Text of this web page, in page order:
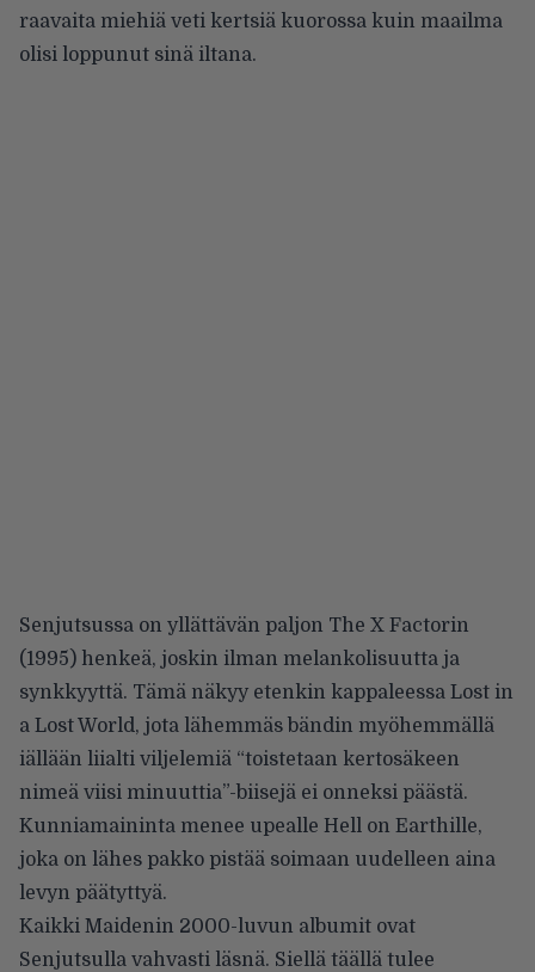
raavaita miehiä veti kertsiä kuorossa kuin maailma
olisi loppunut sinä iltana.
Senjutsussa on yllättävän paljon The X Factorin
(1995) henkeä, joskin ilman melankolisuutta ja
synkkyyttä. Tämä näkyy etenkin kappaleessa Lost in
a Lost World, jota lähemmäs bändin myöhemmällä
iällään liialti viljelemiä “toistetaan kertosäkeen
nimeä viisi minuuttia”-biisejä ei onneksi päästä.
Kunniamaininta menee upealle Hell on Earthille,
joka on lähes pakko pistää soimaan uudelleen aina
levyn päätyttyä.
Kaikki Maidenin 2000-luvun albumit ovat
Senjutsulla vahvasti läsnä. Siellä täällä tulee